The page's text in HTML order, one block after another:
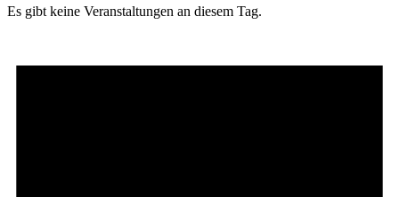
Es gibt keine Veranstaltungen an diesem Tag.